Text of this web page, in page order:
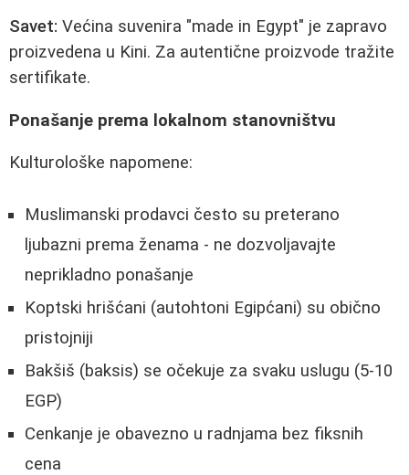
Savet: Većina suvenira "made in Egypt" je zapravo
proizvedena u Kini. Za autentične proizvode tražite
sertifikate.
Ponašanje prema lokalnom stanovništvu
Kulturološke napomene:
Muslimanski prodavci često su preterano
ljubazni prema ženama - ne dozvoljavajte
neprikladno ponašanje
Koptski hrišćani (autohtoni Egipćani) su obično
pristojniji
Bakšiš (baksis) se očekuje za svaku uslugu (5-10
EGP)
Cenkanje je obavezno u radnjama bez fiksnih
cena